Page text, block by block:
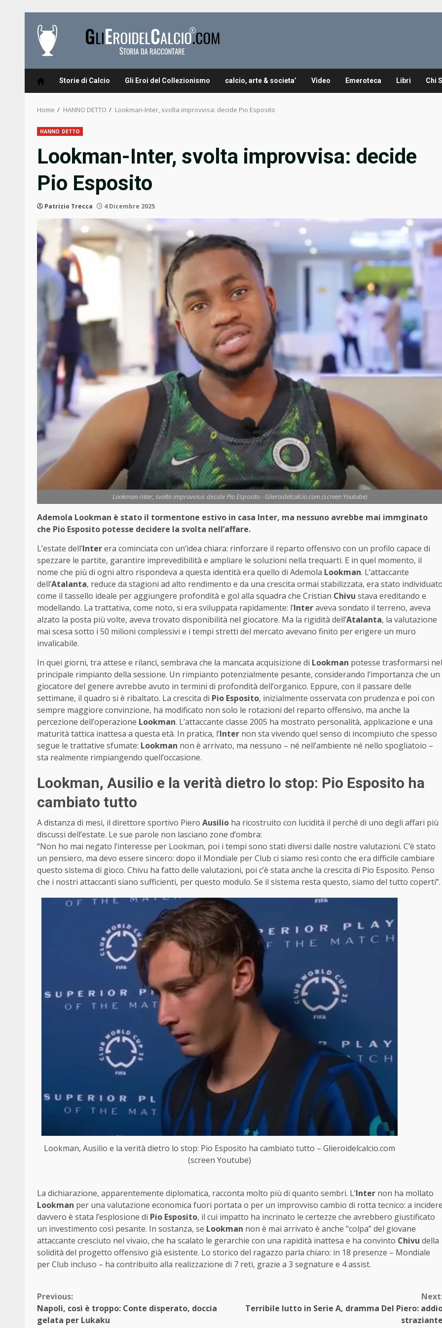
content
Storie di Calcio Gli Eroi del Collezionismo calcio, arte & societa’ Video Emeroteca Libri Chi
Home HANNO DETTO Lookman-Inter, svolta improvvisa: decide Pio Esposito
HANNO DETTO
Lookman-Inter, svolta improvvisa: decide
Pio Esposito
Patrizio Trecca 4 Dicembre 2025
Lookman-Inter, svolta improvvisa: decide Pio Esposito - Glieroidelcalcio.com (screen Youtube)
Ademola Lookman è stato il tormentone estivo in casa Inter, ma nessuno avrebbe mai immginato
che Pio Esposito potesse decidere la svolta nell’affare.
L’estate dell’Interera cominciata con un’idea chiara: rinforzare il reparto offensivo con un profilo capace di
spezzare le partite, garantire imprevedibilità e ampliare le soluzioni nella trequarti. E in quel momento, il
nome che più di ogni altro rispondeva a questa identità era quello di Ademola Lookman. L’attaccante
dell’Atalanta, reduce da stagioni ad alto rendimento e da una crescita ormai stabilizzata, era stato
come il tassello ideale per aggiungere profondità e gol alla squadra che Cristian Chivu stava ereditando e
modellando. La trattativa, come noto, si era sviluppata rapidamente: l’Interaveva sondato il terreno, aveva
alzato la posta più volte, aveva trovato disponibilità nel giocatore. Ma la rigidità dell’Atalanta, la valutazione
mai scesa sotto i 50 milioni complessivi e i tempi stretti del mercato avevano finito per erigere un muro
invalicabile.
In quei giorni, tra attese e rilanci, sembrava che la mancata acquisizione di Lookman potesse trasformarsi nel
principale rimpianto della sessione. Un rimpianto potenzialmente pesante, considerando l’importanza che un
giocatore del genere avrebbe avuto in termini di profondità dell’organico. Eppure, con il passare delle
settimane, il quadro si è ribaltato. La crescita di Pio Esposito, inizialmente osservata con prudenza e poi con
sempre maggiore convinzione, ha modificato non solo le rotazioni del reparto offensivo, ma anche la
percezione dell’operazione Lookman. L’attaccante classe 2005 ha mostrato personalità, applicazione e una
maturità tattica inattesa a questa età. In pratica, l’Inter non sta vivendo quel senso di incompiuto che spesso
segue le trattative sfumate: Lookman non è arrivato, ma nessuno – né nell’ambiente né nello spogliatoio –
sta realmente rimpiangendo quell’occasione.
Lookman, Ausilio e la verità dietro lo stop: Pio Esposito ha
cambiato tutto
A distanza di mesi, il direttore sportivo Piero Ausilio ha ricostruito con lucidità il perché di uno degli affari più
discussi dell’estate. Le sue parole non lasciano zone d’ombra:
“Non ho mai negato l’interesse per Lookman, poi i tempi sono stati diversi dalle nostre valutazioni. C’è stato
un pensiero, ma devo essere sincero: dopo il Mondiale per Club ci siamo resi conto che era difficile cambiare
questo sistema di gioco. Chivu ha fatto delle valutazioni, poi c’è stata anche la crescita di Pio Esposito. Penso
che i nostri attaccanti siano sufficienti, per questo modulo. Se il sistema resta questo, siamo del tutto coperti”.
Lookman, Ausilio e la verità dietro lo stop: Pio Esposito ha cambiato tutto – Glieroidelcalcio.com
(screen Youtube)
La dichiarazione, apparentemente diplomatica, racconta molto più di quanto sembri. L’Inter non ha mollato
Lookman per una valutazione economica fuori portata o per un improvviso cambio di rotta tecnico: a
davvero è stata l’esplosione di Pio Esposito, il cui impatto ha incrinato le certezze che avrebbero giustificato
un investimento così pesante. In sostanza, se Lookman non è mai arrivato è anche “colpa” del giovane
attaccante cresciuto nel vivaio, che ha scalato le gerarchie con una rapidità inattesa e ha convinto Chivu della
solidità del progetto offensivo già esistente. Lo storico del ragazzo parla chiaro: in 18 presenze – Mondiale
per Club incluso – ha contribuito alla realizzazione di 7 reti, grazie a 3 segnature e 4 assist.
Continue
Reading
Previous:
Napoli, così è troppo: Conte disperato, doccia
gelata per Lukaku
Terribile lutto in Serie A, dramma Del Piero: